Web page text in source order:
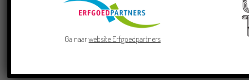
Ga naarwebsite Erfgoedpartners